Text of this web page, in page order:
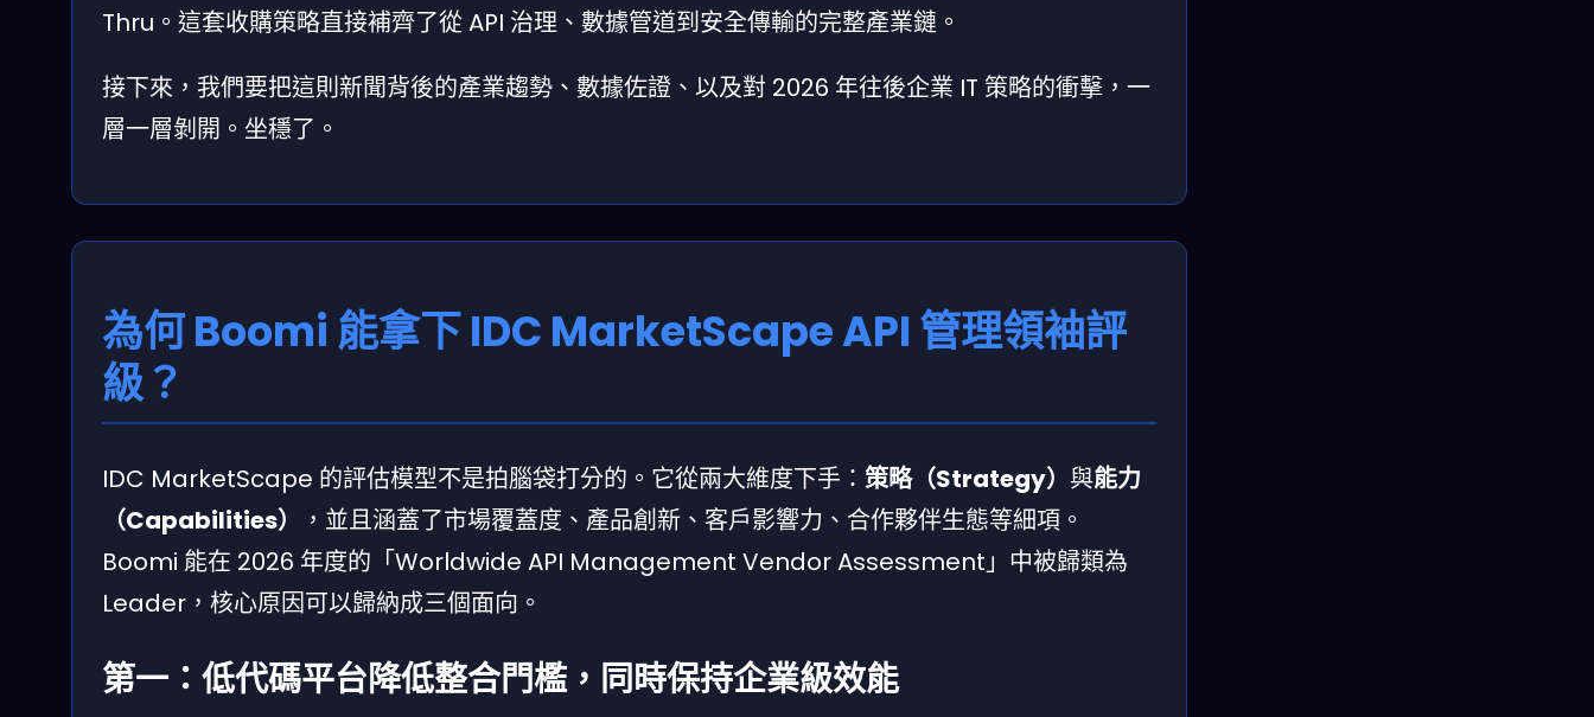
Thru。這套收購策略直接補齊了從 API 治理、數據管道到安全傳輸的完整產業鏈。
接下來，我們要把這則新聞背後的產業趨勢、數據佐證、以及對 2026 年往後企業 IT 策略的衝擊，一
層一層剝開。坐穩了。
為何 Boomi 能拿下 IDC MarketScape API 管理領袖評
級？
IDC MarketScape 的評估模型不是拍腦袋打分的。它從兩大維度下手： 策略（Strategy） 與能力
（Capabilities）
，並且涵蓋了市場覆蓋度、產品創新、客戶影響力、合作夥伴生態等細項。
Boomi 能在 2026 年度的「Worldwide API Management Vendor Assessment」中被歸類為
Leader，核心原因可以歸納成三個面向。
第一：低代碼平台降低整合門檻，同時保持企業級效能